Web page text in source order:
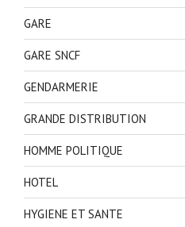
GARE
GARE SNCF
GENDARMERIE
GRANDE DISTRIBUTION
HOMME POLITIQUE
HOTEL
HYGIENE ET SANTE